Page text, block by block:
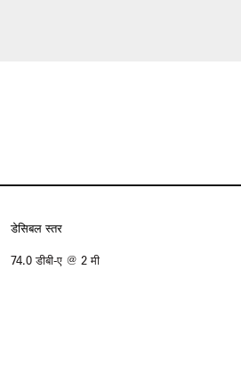
डेसिबल स्तर
74.0 डीबी-ए @ 2 मी